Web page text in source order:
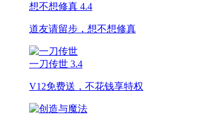
想不想修真 4.4
道友请留步，想不想修真
一刀传世 3.4
V12免费送，不花钱享特权